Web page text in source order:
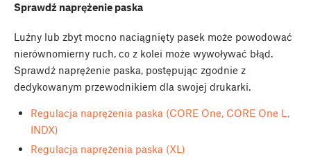
Sprawdź naprężenie paska
Luźny lub zbyt mocno naciągnięty pasek może powodować
nierównomierny ruch, co z kolei może wywoływać błąd.
Sprawdź naprężenie paska, postępując zgodnie z
dedykowanym przewodnikiem dla swojej drukarki.
Regulacja naprężenia paska (CORE One, CORE One L,
INDX)
Regulacja naprężenia paska (XL)